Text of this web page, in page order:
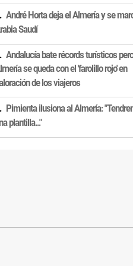
André Horta deja el Almería y se
Saudí
Andalucía bate récords turísticos pero
se queda con el 'farolillo rojo' en
de los viajeros
Pimienta ilusiona al Almería:
plantilla..."